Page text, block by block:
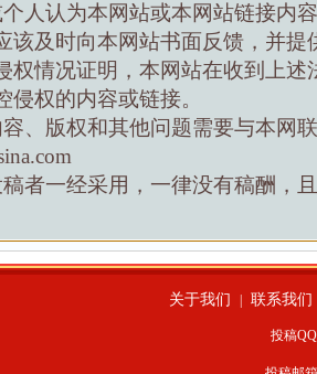
人认为本网站或本网站链接内
该及时向本网站书面反馈，并提
权情况证明，本网站在收到上述
侵权的内容或链接。
、版权和其他问题需要与本网
者一经采用，一律没有稿酬，
关于我们 联系我们
投稿